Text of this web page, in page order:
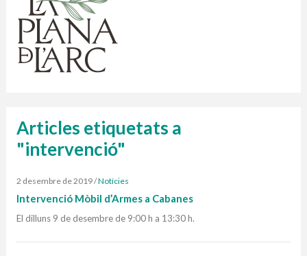
1 contenidors intel·ligents
Finançat per la Unió Europea – NextGenerationEU
Articles etiquetats a
"intervenció"
2 desembre de 2019/Notícies
Intervenció Mòbil d’Armes a Cabanes
El dilluns 9 de desembre de 9:00 h a 13:30 h.